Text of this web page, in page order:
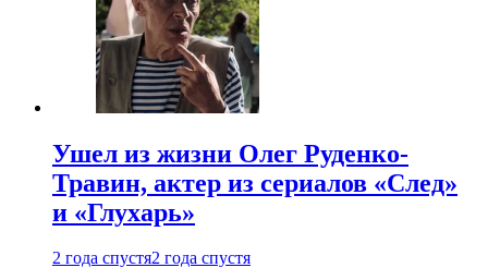
Ушел из жизни Олег Руденко-
Травин, актер из сериалов «След»
и «Глухарь»
2 года спустя2 года спустя